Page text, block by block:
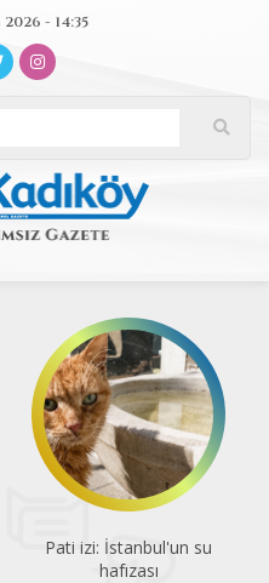
- 14:35
Bir gezginin gözünden
Kadıköy